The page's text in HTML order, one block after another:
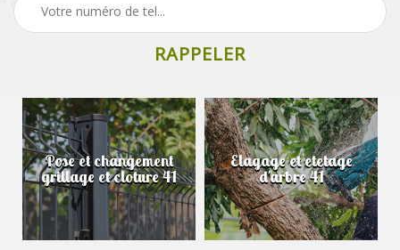
Pose et changement
grillage et cloture 41
Elagage et etetage
d'arbre 41